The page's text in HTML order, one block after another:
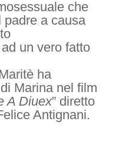
che
padre a causa
un vero fatto
ha
Marina nel film
A Diuex” diretto
Antignani.